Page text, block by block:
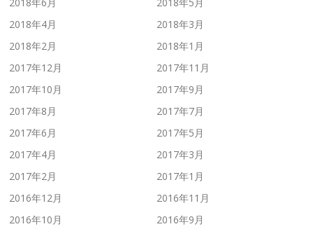
2018年4月
2018年3月
2018年2月
2018年1月
2017年12月
2017年11月
2017年10月
2017年9月
2017年8月
2017年7月
2017年6月
2017年5月
2017年4月
2017年3月
2017年2月
2017年1月
2016年12月
2016年11月
2016年10月
2016年9月